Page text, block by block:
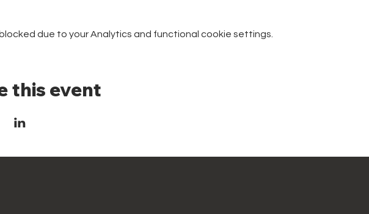
due to your Analytics and functional cookie settings.
this event